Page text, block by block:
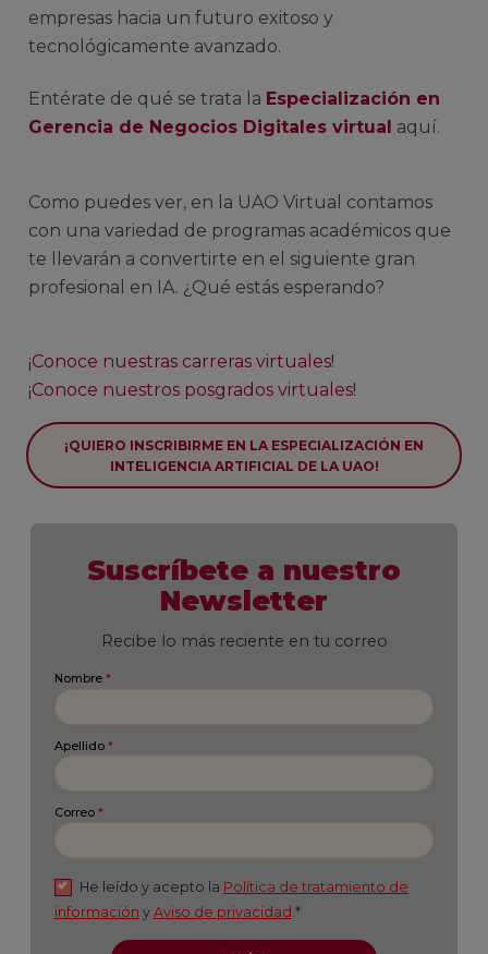
empresas hacia un futuro exitoso y
tecnológicamente avanzado.
Entérate de qué se trata la Especialización en
Gerencia de Negocios Digitales virtual aquí.
Como puedes ver, en la UAO Virtual contamos
con una variedad de programas académicos que
te llevarán a convertirte en el siguiente gran
profesional en IA. ¿Qué estás esperando?
¡Conoce nuestras carreras virtuales!
¡Conoce nuestros posgrados virtuales!
¡QUIERO INSCRIBIRME EN LA ESPECIALIZACIÓN EN
INTELIGENCIA ARTIFICIAL DE LA UAO!